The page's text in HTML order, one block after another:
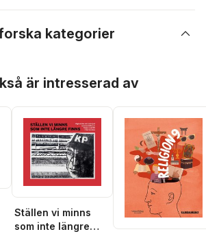
kategorier
är intresserad av
Ställen vi minns
som inte längre